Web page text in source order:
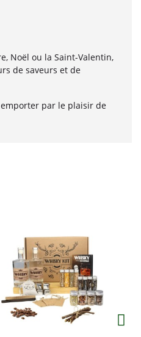
Noël ou la Saint-Valentin,
de saveurs et de
emporter par le plaisir de
Aperçu